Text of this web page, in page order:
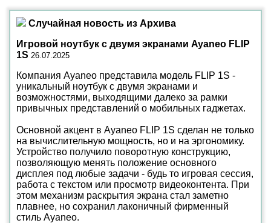
Случайная новость из Архива
Игровой ноутбук с двумя экранами Ayaneo FLIP
1S 26.07.2025
Компания Ayaneo представила модель FLIP 1S -
уникальный ноутбук с двумя экранами и
возможностями, выходящими далеко за рамки
привычных представлений о мобильных гаджетах.
Основной акцент в Ayaneo FLIP 1S сделан не только
на вычислительную мощность, но и на эргономику.
Устройство получило поворотную конструкцию,
позволяющую менять положение основного
дисплея под любые задачи - будь то игровая сессия,
работа с текстом или просмотр видеоконтента. При
этом механизм раскрытия экрана стал заметно
плавнее, но сохранил лаконичный фирменный
стиль Ayaneo.